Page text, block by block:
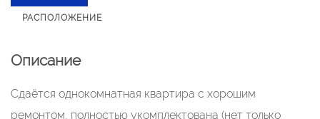
РАСПОЛОЖЕНИЕ
Описание
Сдаётся однокомнатная квартира с хорошим
ремонтом, полностью укомплектована (нет только